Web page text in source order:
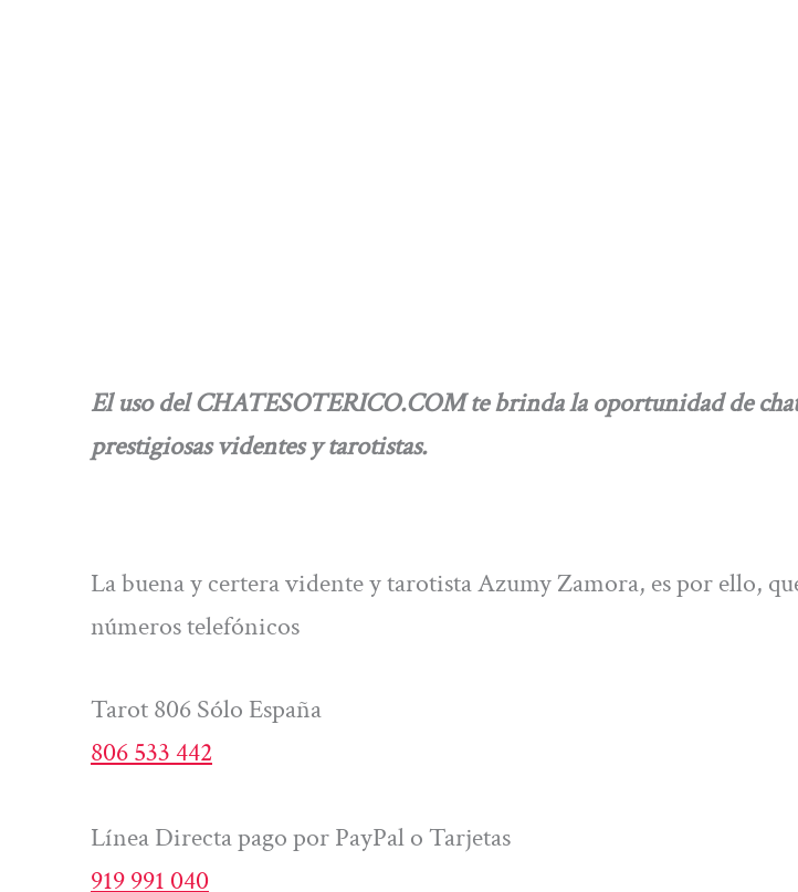
El uso del CHATESOTERICO.COM te brinda la oportunidad de
prestigiosas videntes y tarotistas.
La buena y certera vidente y tarotista Azumy Zamora, es por ello,
números telefónicos
Tarot 806 Sólo España
806 533 442
Línea Directa pago por PayPal o Tarjetas
919 991 040